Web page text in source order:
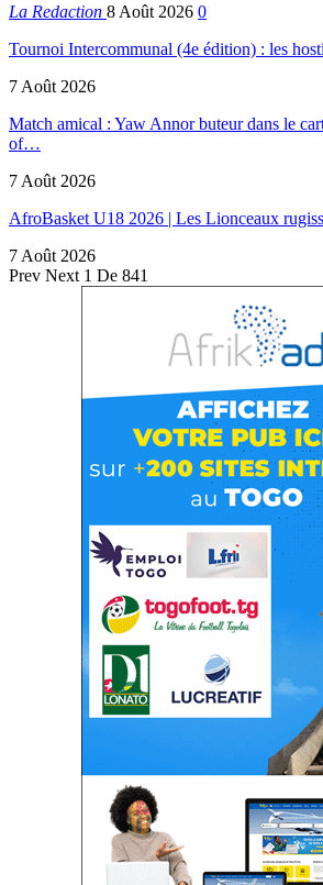
La Redaction 8 Août 2026 0
Tournoi Intercommunal (4e édition) : les
7 Août 2026
Match amical : Yaw Annor buteur dans le
of…
7 Août 2026
AfroBasket U18 2026 | Les Lionceaux
7 Août 2026
Prev Next 1 De 841